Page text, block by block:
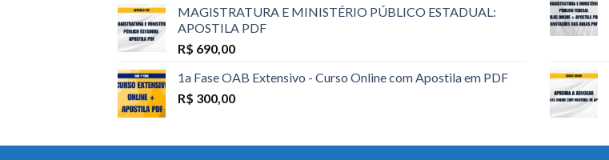
MAGISTRATURA E MINISTÉRIO PÚBLICO ESTADUAL:
APOSTILA PDF
R$ 690,00
1a Fase OAB Extensivo - Curso Online com Apostila em PDF
R$ 300,00